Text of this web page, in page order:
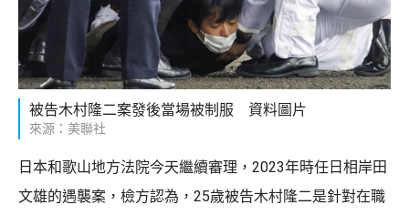
被告木村隆二案發後當場被制服 資料圖片
來源：美聯社
日本和歌山地方法院今天繼續審理，2023年時任日相岸田
文雄的遇襲案，檢方認為，25歲被告木村隆二是針對在職